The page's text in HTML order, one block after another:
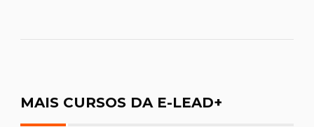
MAIS CURSOS DA E-LEAD+